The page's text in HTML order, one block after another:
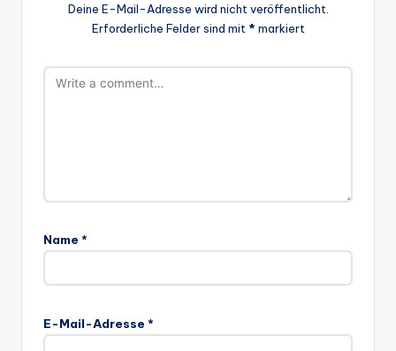
Deine E-Mail-Adresse wird nicht veröffentlicht.
Erforderliche Felder sind mit * markiert
Name *
E-Mail-Adresse *